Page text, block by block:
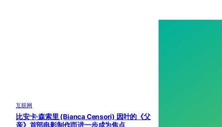
互联网
比安卡·森索里 (Bianca Censori) 因叶的《父
亲》首部电影制作而进一步成为焦点